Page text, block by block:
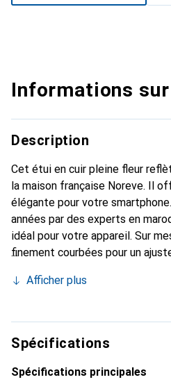
Informations
Description
Cet étui en cuir pleine fleur
la maison française Noreve. Il
élégante pour votre
années par des experts en
idéal pour votre appareil. Sur
finement courbées pour un
smartphone. La marque Noreve
constitue toujours un excellent
exigeant.
Afficher plus
Spécifications
Spécifications principales